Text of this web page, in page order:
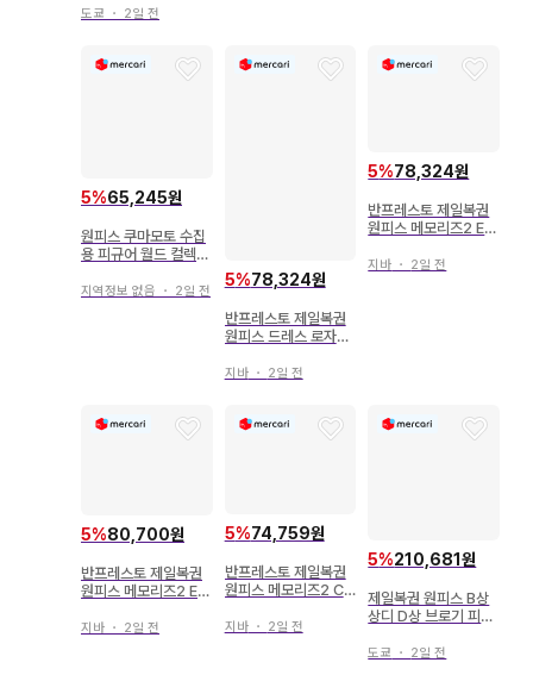
도쿄 ・ 2일 전
5%65,245원
원피스 쿠마모토 수집
용 피규어 월드 컬렉션
지역정보 없음 ・ 2일 전
5%78,324원
반프레스토 제일복권
원피스 드레스 로자편
어
지바・ 2일 전
5%78,324원
반프레스토 제일복권
원피스 메모리즈2 E상
지바 ・ 2일 전
5%80,700원
반프레스토 제일복권
원피스 메모리즈2 E상
지바 ・ 2일 전
5%74,759원
반프레스토 제일복권
원피스 메모리즈2 C
어
지바・ 2일 전
5%210,681원
제일복권 원피스 B상
상디 D상 브로기 피규
도쿄 ・ 2일 전